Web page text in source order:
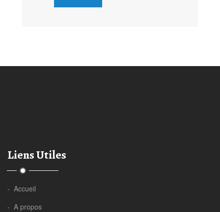
Liens Utiles
- Accueil
- A propos